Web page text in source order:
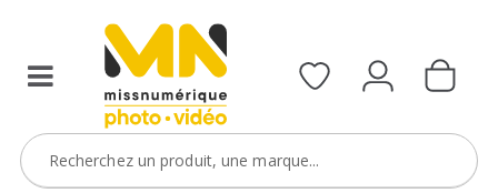
le
ObjectifFiltre5
VOIR L'OFFRE